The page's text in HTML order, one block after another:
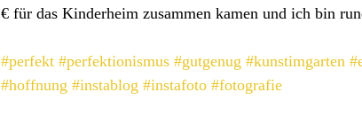
€ für das Kinderheim zusammen kamen und ich bin
#perfekt #perfektionismus #gutgenug #kunstimgarten
#hoffnung #instablog #instafoto #fotografie